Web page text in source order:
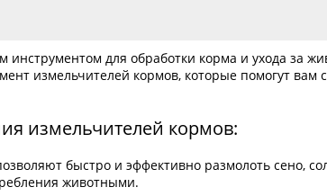
инструментом для обработки корма и ухода за
измельчителей кормов, которые помогут вам
измельчителей кормов:
быстро и эффективно размолоть сено,
животными.